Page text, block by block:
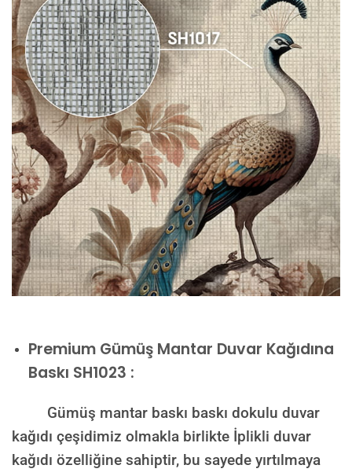
Premium Gümüş Mantar Duvar Kağıdına
Baskı SH1023 :
Gümüş mantar baskı baskı dokulu duvar
kağıdı çeşidimiz olmakla birlikte İplikli duvar
kağıdı özelliğine sahiptir, bu sayede yırtılmaya